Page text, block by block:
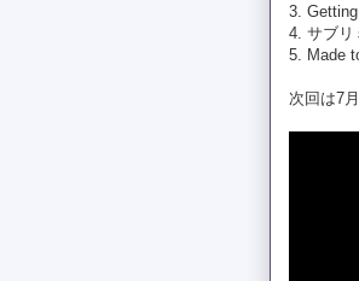
3.
4. サブリ
5. Made
次回は7